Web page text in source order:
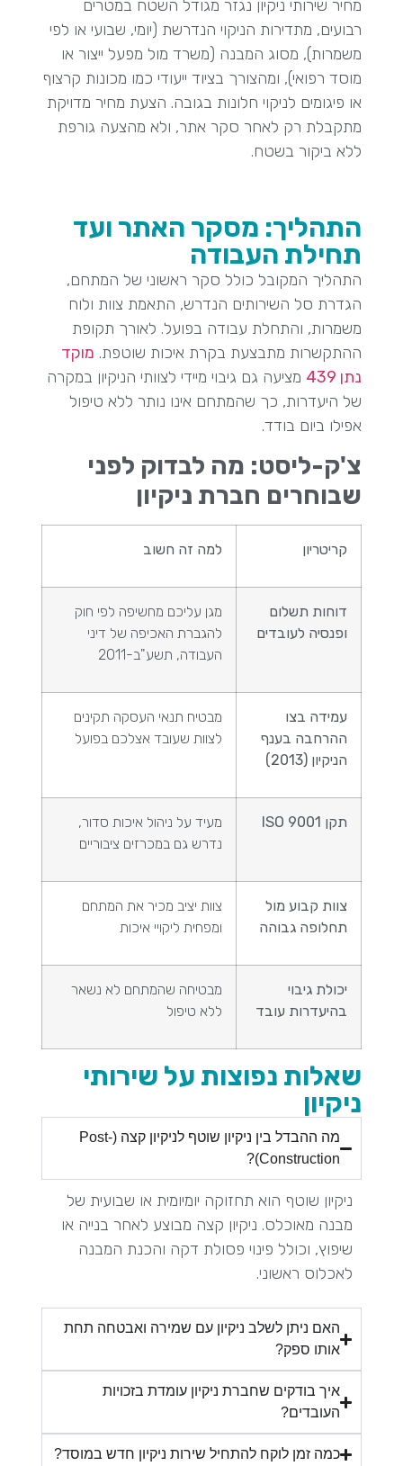
מחיר שירותי ניקיון נגזר מגודל השטח במטרים
רבועים, מתדירות הניקוי הנדרשת (יומי, שבועי או לפי
משמרות), מסוג המבנה (משרד מול מפעל ייצור או
מוסד רפואי), ומהצורך בציוד ייעודי כמו מכונות קרצוף
או פיגומים לניקוי חלונות בגובה. הצעת מחיר מדויקת
מתקבלת רק לאחר סקר אתר, ולא מהצעה גורפת
ללא ביקור בשטח.
התהליך: מסקר האתר ועד
תחילת העבודה
התהליך המקובל כולל סקר ראשוני של המתחם,
הגדרת סל השירותים הנדרש, התאמת צוות ולוח
משמרות, והתחלת עבודה בפועל. לאורך תקופת
ההתקשרות מתבצעת בקרת איכות שוטפת. מוקד
נתן 439
מציעה גם גיבוי מיידי לצוותי הניקיון במקרה
של היעדרות, כך שהמתחם אינו נותר ללא טיפול
אפילו ביום בודד.
צ'ק-ליסט: מה לבדוק לפני
שבוחרים חברת ניקיון
קריטריון למה זה חשוב
דוחות תשלום
ופנסיה לעובדים
מגן עליכם מחשיפה לפי חוק
להגברת האכיפה של דיני
העבודה, תשע"ב-2011
עמידה בצו
ההרחבה בענף
הניקיון (2013)
מבטיח תנאי העסקה תקינים
לצוות שעובד אצלכם בפועל
תקן ISO 9001
מעיד על ניהול איכות סדור,
נדרש גם במכרזים ציבוריים
צוות קבוע מול
תחלופה גבוהה
צוות יציב מכיר את המתחם
ומפחית ליקויי איכות
יכולת גיבוי
בהיעדרות עובד
מבטיחה שהמתחם לא נשאר
ללא טיפול
שאלות נפוצות על שירותי
ניקיון
מה ההבדל בין ניקיון שוטף לניקיון קצה (Post-
Construction)?
ניקיון שוטף הוא תחזוקה יומיומית או שבועית של
מבנה מאוכלס. ניקיון קצה מבוצע לאחר בנייה או
שיפוץ, וכולל פינוי פסולת דקה והכנת המבנה
לאכלוס ראשוני.
האם ניתן לשלב ניקיון עם שמירה ואבטחה תחת
אותו ספק?
איך בודקים שחברת ניקיון עומדת בזכויות
העובדים?
כמה זמן לוקח להתחיל שירות ניקיון חדש במוסד?